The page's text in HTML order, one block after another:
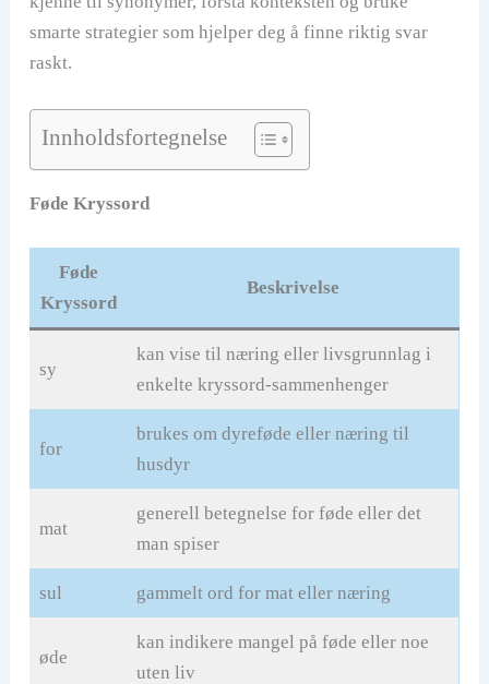
smarte strategier som hjelper deg å finne riktig svar
raskt.
Innholdsfortegnelse
Føde Kryssord
Føde
Kryssord
Beskrivelse
sy
kan vise til næring eller livsgrunnlag i
enkelte kryssord-sammenhenger
for
brukes om dyreføde eller næring til
husdyr
mat
generell betegnelse for føde eller det
man spiser
sul gammelt ord for mat eller næring
øde
kan indikere mangel på føde eller noe
uten liv